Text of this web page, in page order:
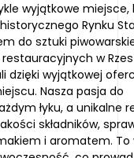
wyjątkowe miejsce,
Rynku
do sztuki
w
dzięki wyjątkowej
Nasza pasja do
łyku, a unikalne
składników,
i aromatem. To